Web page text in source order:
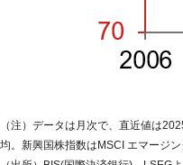
（注）データは月次で、直近値は
均。新興国株指数はMSCI エマージ